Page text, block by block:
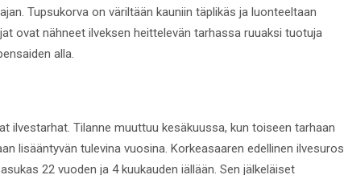
Tupsukorva on väriltään kauniin täplikäs ja luonteeltaan
ovat nähneet ilveksen heittelevän tarhassa ruuaksi tuotuja
alla.
ilvestarhat. Tilanne muuttuu kesäkuussa, kun toiseen tarhaan
lisääntyvän tulevina vuosina. Korkeasaaren edellinen ilvesuros
22 vuoden ja 4 kuukauden iällään. Sen jälkeläiset